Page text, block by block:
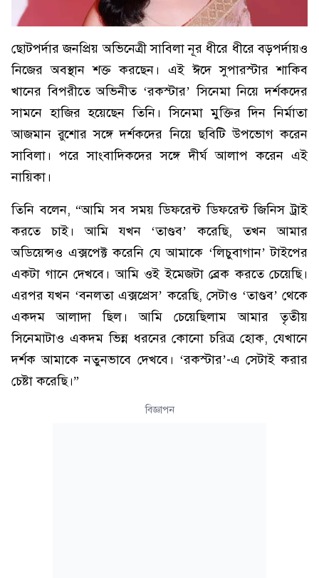
ছোটপর্দার জনপ্রিয় অভিনেত্রী সাবিলা নূর ধীরে ধীরে বড়পর্দায়ও
নিজের অবস্থান শক্ত করছেন। এই ঈদে সুপারস্টার শাকিব
খানের বিপরীতে অভিনীত ‘রকস্টার’ সিনেমা নিয়ে দর্শকদের
সামনে হাজির হয়েছেন তিনি। সিনেমা মুক্তির দিন নির্মাতা
আজমান রুশোর সঙ্গে দর্শকদের নিয়ে ছবিটি উপভোগ করেন
সাবিলা। পরে সাংবাদিকদের সঙ্গে দীর্ঘ আলাপ করেন এই
নায়িকা।
তিনি বলেন, “আমি সব সময় ডিফরেন্ট ডিফরেন্ট জিনিস ট্রাই
করতে চাই। আমি যখন ‘তাণ্ডব’ করেছি, তখন আমার
অডিয়েন্সও এক্সপেক্ট করেনি যে আমাকে ‘লিচুবাগান’ টাইপের
একটা গানে দেখবে। আমি ওই ইমেজটা ব্রেক করতে চেয়েছি।
এরপর যখন ‘বনলতা এক্সপ্রেস’ করেছি, সেটাও ‘তাণ্ডব’ থেকে
একদম আলাদা ছিল। আমি চেয়েছিলাম আমার তৃতীয়
সিনেমাটাও একদম ভিন্ন ধরনের কোনো চরিত্র হোক, যেখানে
দর্শক আমাকে নতুনভাবে দেখবে। ‘রকস্টার’-এ সেটাই করার
চেষ্টা করেছি।”
বিজ্ঞাপন